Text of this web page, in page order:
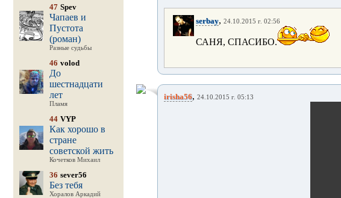
47 Spev
Чапаев и
Пустота
(роман)
Разные судьбы
46 volod
До
шестнадцати
лет
Пламя
44 VYP
Как хорошо в
стране
советской жить
Кочетков Михаил
36 sever56
Без тебя
Хоралов Аркадий
serbay, 24.10.2015 г. 02:56
САНЯ, СПАСИБО.
irisha56, 24.10.2015 г. 05:13